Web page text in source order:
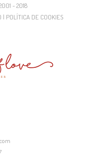
- 2018
| POLÍTICA DE COOKIES